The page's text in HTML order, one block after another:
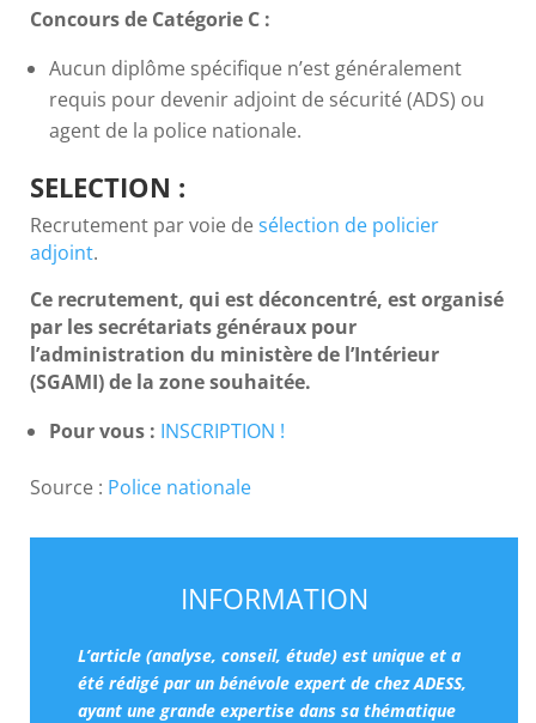
Concours de Catégorie C :
Aucun diplôme spécifique n’est généralement
requis pour devenir adjoint de sécurité (ADS) ou
agent de la police nationale.
SELECTION :
Recrutement par voie desélection de policier
adjoint.
Ce recrutement, qui est déconcentré, est organisé
par les secrétariats généraux pour
l’administration du ministère de l’Intérieur
(SGAMI) de la zone souhaitée.
Pour vous : INSCRIPTION !
Source : Police nationale
INFORMATION
L’article (analyse, conseil, étude) est unique et a
été rédigé par un bénévole expert de chez ADESS,
ayant une grande expertise dans sa thématique